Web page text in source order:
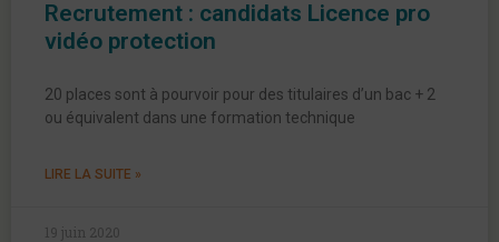
Recrutement : candidats Licence pro
vidéo protection
20 places sont à pourvoir pour des titulaires d’un bac + 2
ou équivalent dans une formation technique
LIRE LA SUITE »
19 juin 2020